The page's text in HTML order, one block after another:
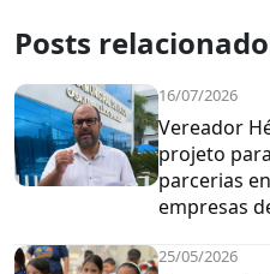
Posts
16/07/2026
Vereador
projeto
parcerias
empresas
25/05/2026